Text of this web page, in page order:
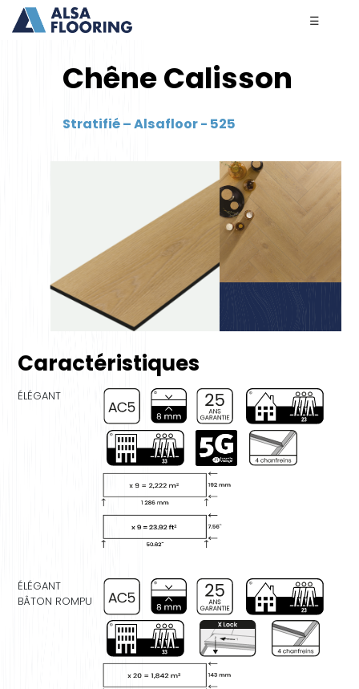
☰
Chêne Calisson
Stratifié – Alsafloor - 525
Caractéristiques
ÉLÉGANT
ÉLÉGANT
BÂTON ROMPU